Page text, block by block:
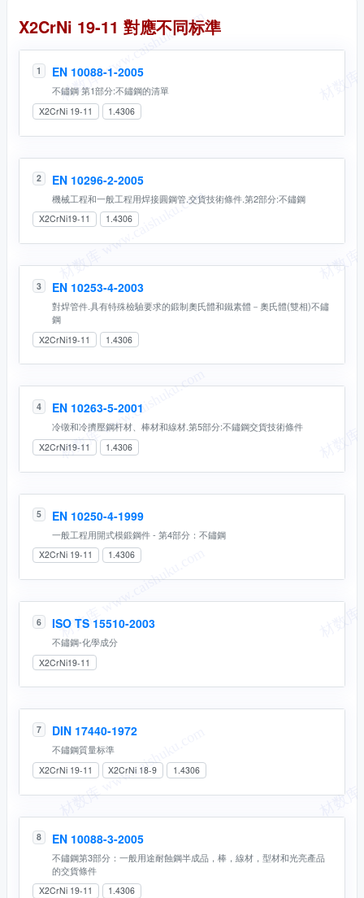
同名标準
X2CrNi 19-11 對應不同标準
1 EN 10088-1-2005
不鏽鋼 第1部分:不鏽鋼的清單
X2CrNi 19-11 1.4306
2 EN 10296-2-2005
機械工程和一般工程用焊接圓鋼管.交貨技術條件.第2部分:不鏽鋼
X2CrNi19-11 1.4306
3 EN 10253-4-2003
對焊管件.具有特殊檢驗要求的鍛制奧氏體和鐵素體－奧氏體(雙相)不鏽
鋼
X2CrNi19-11 1.4306
4 EN 10263-5-2001
冷镦和冷擠壓鋼杆材、棒材和線材.第5部分:不鏽鋼交貨技術條件
X2CrNi19-11 1.4306
5 EN 10250-4-1999
一般工程用開式模鍛鋼件 - 第4部分：不鏽鋼
X2CrNi 19-11 1.4306
6 ISO TS 15510-2003
不鏽鋼-化學成分
X2CrNi19-11
7 DIN 17440-1972
不鏽鋼質量标準
X2CrNi 19-11 X2CrNi 18-9 1.4306
8 EN 10088-3-2005
不鏽鋼第3部分：一般用途耐蝕鋼半成品，棒，線材，型材和光亮產品
的交貨條件
X2CrNi 19-11 1.4306